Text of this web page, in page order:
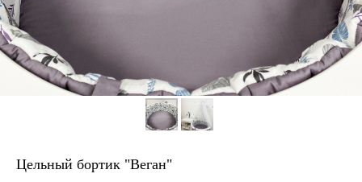
Цельный бортик "Веган"